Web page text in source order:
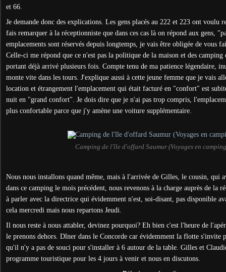
et 66.
Je demande donc des explications. Les gens placés au 222 et 223 ont voulu
fais remarquer à la réceptionniste que dans ces cas là on répond aux gens,
emplacements sont réservés depuis longtemps, je vais être obligée de vous
Celle-ci me répond que ce n'est pas la politique de la maison et des camping
portant déjà arrivé plusieurs fois. Compte tenu de ma patience légendaire,
monte vite dans les tours. J'explique aussi à cette jeune femme que je vais
location et étrangement l'emplacement qui était facturé en "confort" est
nuit en "grand confort". Je dois dire que je n'ai pas trop compris,
plus confortable parce que j'y amène une voiture supplémentaire.
Camping de l'île d'offard Saumur (Voyages en
Nous nous installons quand même, mais à l'arrivée de Gilles, le cousin, qui
dans ce camping le mois précédent, nous revenons à la charge auprès de la
à parler avec la directrice qui évidemment n'est, soi-disant, pas disponible
cela mercredi mais nous repartons Jeudi.
Il nous reste à nous attabler, devinez pourquoi? Eh bien c'est l'heure de
le prenons dehors. Dîner dans le Concorde car évidemment la flotte s'invite
qu'il n'y a pas de souci pour s'installer à 6 autour de la table. Gilles et
programme touristique pour les 4 jours à venir et nous en discutons.